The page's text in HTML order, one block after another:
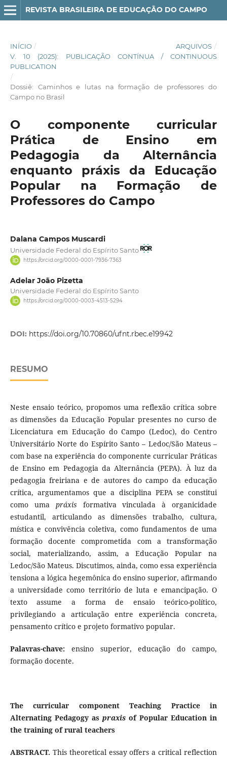
REVISTA BRASILEIRA DE EDUCAÇÃO DO CAMPO
INÍCIO / ARQUIVOS /
V. 10 (2025): PUBLICAÇÃO CONTÍNUA / CONTINUOUS
PUBLICATION
/
Dossiê: Caminhos e lutas na formação de professores do
Campo no Brasil
O componente curricular
Prática de Ensino em
Pedagogia da Alternância
enquanto práxis da Educação
Popular na Formação de
Professores do Campo
Dalana Campos Muscardi
Universidade Federal do Espírito Santo
https://orcid.org/0000-0001-7936-7363
Adelar João Pizetta
Universidade Federal do Espírito Santo
https://orcid.org/0000-0003-4513-5294
DOI: https://doi.org/10.70860/ufnt.rbec.e19942
RESUMO
Neste ensaio teórico, propomos uma reflexão crítica sobre
as dimensões da Educação Popular presentes no curso de
Licenciatura em Educação do Campo (Ledoc), do Centro
Universitário Norte do Espírito Santo – Ledoc/São Mateus –
com base na experiência do componente curricular Práticas
de Ensino em Pedagogia da Alternância (PEPA). À luz da
pedagogia freiriana e de autores do campo da educação
crítica, argumentamos que a disciplina PEPA se constitui
como uma práxis formativa vinculada à organicidade
estudantil, articulando as dimensões trabalho, cultura,
mística e convivência coletiva, como fundamentos de uma
formação docente comprometida com a transformação
social, materializando, assim, a Educação Popular na
Ledoc/São Mateus. Discutimos, ainda, como essa experiência
tensiona a lógica hegemônica do ensino superior, afirmando
a universidade como território de luta e emancipação. O
texto assume a forma de ensaio teórico-político,
privilegiando a articulação entre experiência concreta,
pensamento crítico e projeto formativo popular.
Palavras-chave:ensino superior, educação do campo,
formação docente.
The curricular component Teaching Practice in
Alternating Pedagogy as praxis of Popular Education in
the training of rural teachers
ABSTRACT. This theoretical essay offers a critical reflection